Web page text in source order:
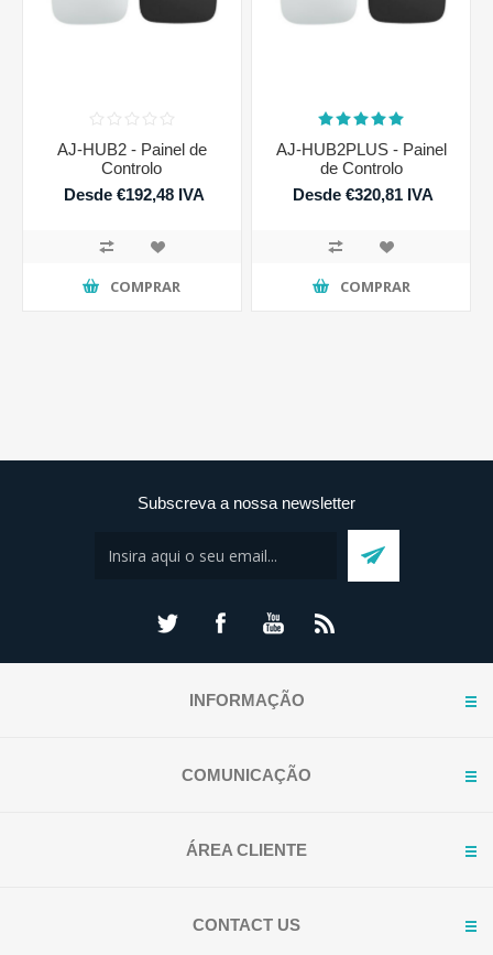
AJ-HUB2 - Painel de
Controlo
Desde €192,48 IVA
COMPRAR
AJ-HUB2PLUS - Painel
de Controlo
Desde €320,81 IVA
COMPRAR
Subscreva a nossa newsletter
INFORMAÇÃO
COMUNICAÇÃO
ÁREA CLIENTE
CONTACT US